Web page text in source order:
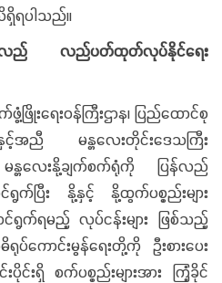
ရှိရပါသည်။
န်လည် လည်ပတ်ထုတ်လုပ်နိုင်ရေး
ရေးဝန်ကြီးဌာန၊ ပြည်ထောင်စု
အညီ မန္တလေးတိုင်းဒေသကြီး
န္တလေးနို့ချက်စက်ရုံကို ပြန်လည်
ြီး နို့နှင့် နို့ထွက်ပစ္စည်းများ
က်ရမည့် လုပ်ငန်းများ ဖြစ်သည့်
ပ်ကောင်းမွန်ရေးတို့ကို ဦးစားပေး
းရှိ စက်ပစ္စည်းများအား ကြံ့ခိုင်